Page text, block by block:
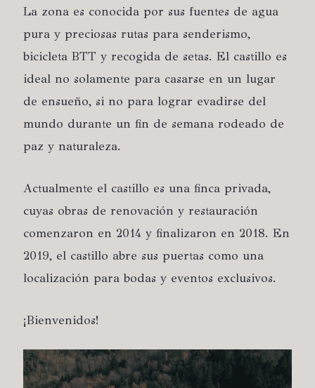
La zona es conocida por sus fuentes de agua
pura y preciosas rutas para senderismo,
bicicleta BTT y recogida de setas. El castillo es
ideal no solamente para casarse en un lugar
de ensueño, si no para lograr evadirse del
mundo durante un fin de semana rodeado de
paz y naturaleza.
Actualmente el castillo es una finca privada,
cuyas obras de renovación y restauración
comenzaron en 2014 y finalizaron en 2018. En
2019, el castillo abre sus puertas como una
localización para bodas y eventos exclusivos.
¡Bienvenidos!